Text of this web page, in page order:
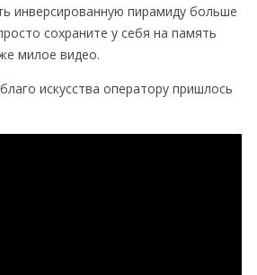
инверсированную пирамиду больше
сохраните у себя на память
милое видео.
искусства оператору пришлось